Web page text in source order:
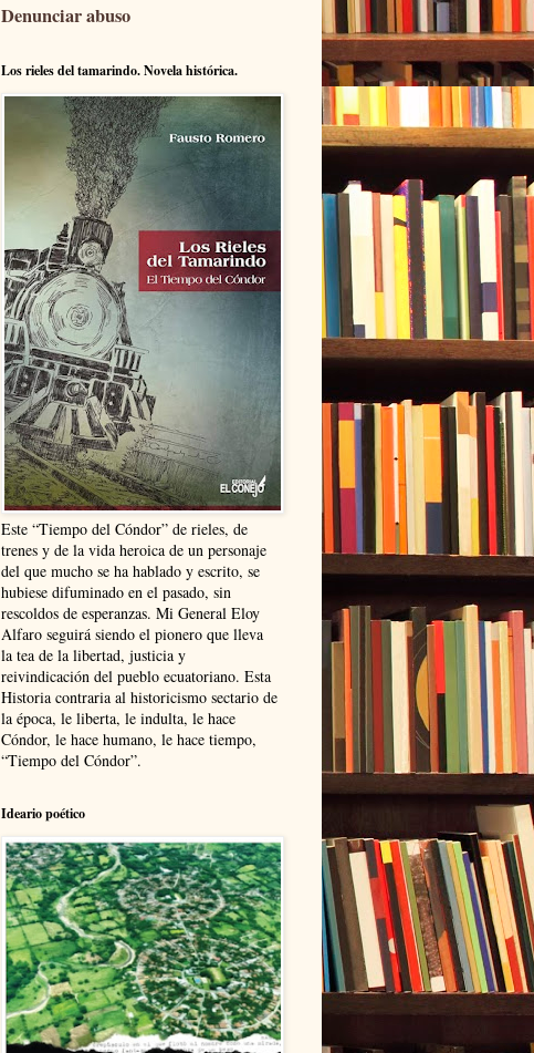
Denunciar abuso
Los rieles del tamarindo. Novela histórica.
Este “Tiempo del Cóndor” de rieles, de
trenes y de la vida heroica de un personaje
del que mucho se ha hablado y escrito, se
hubiese difuminado en el pasado, sin
rescoldos de esperanzas. Mi General Eloy
Alfaro seguirá siendo el pionero que lleva
la tea de la libertad, justicia y
reivindicación del pueblo ecuatoriano. Esta
Historia contraria al historicismo sectario de
la época, le liberta, le indulta, le hace
Cóndor, le hace humano, le hace tiempo,
“Tiempo del Cóndor”.
Ideario poético